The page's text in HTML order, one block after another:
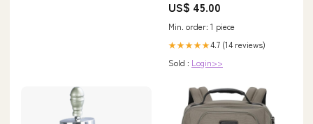
US$ 45.00
Min. order: 1 piece
★★★★★4.7 (14 reviews)
Sold : Login>>